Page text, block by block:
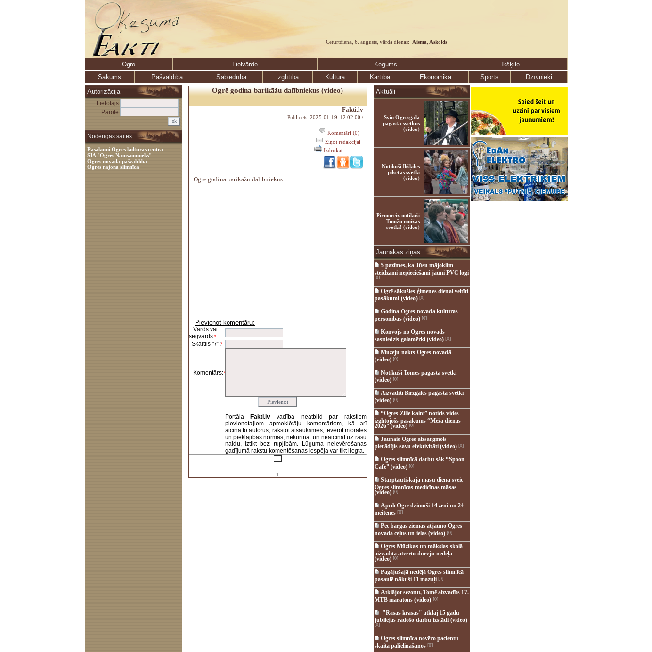
Ceturtdiena, 6. augusts, vārda dienas: Aisma, Askolds
Ogre Lielvārde Ķegums
Ikšķile
Sākums
Pašvaldība Sabiedrība Izglītība Kultūra Kārtība Ekonomika Sports
Dzīvnieki
Autorizācija
Lietotājs:
Parole:
Noderīgas saites:
Pasākumi Ogres kultūras centrā
SIA "Ogres Namsaimnieks"
Ogres novada pašvaldība
Ogres rajona slimnīca
Ogrē godina barikāžu dalībniekus (video)
Fakti.lv
Publicēts: 2025-01-19 12:02:00 /
Komentāri (0)
Ziņot redakcijai
Izdrukāt
Ogrē godina barikāžu dalībniekus.
Pievienot komentāru:
Vārds vai
segvārds:*
Skaitlis "7":*
Komentārs:*
Portāla Fakti.lvvadība neatbild par rakstiem
pievienotajiem apmeklētāju komentāriem, kā arī
aicina to autorus, rakstot atsauksmes, ievērot morāles
un pieklājības normas, nekurināt un neaicināt uz rasu
naidu, iztikt bez rupjībām. Lūguma neievērošanas
gadījumā rakstu komentēšanas iespēja var tikt liegta.
1.
1
Aktuāli
Svin Ogresgala
pagasta svētkus
(video)
Notikuši Ikšķiles
pilsētas svētki
(video)
Pirmoreiz notikuši
Tīnūžu muižas
svētki! (video)
Jaunākās ziņas
5 pazīmes, ka Jūsu mājoklim
steidzami nepieciešami jauni PVC logi
[0]
Ogrē sākušies ģimenes dienai veltīti
pasākumi (video)[0]
Godina Ogres novada kultūras
personības (video)[0]
Konvojs no Ogres novads
sasniedzis galamērķi (video)[0]
Muzeju nakts Ogres novadā
(video)[0]
Notikuši Tomes pagasta svētki
(video)[0]
Aizvadīti Birzgales pagasta svētki
(video)[0]
“Ogres Zilie kalni” noticis vides
izglītojošs pasākums “Meža dienas
2026” (video)[0]
Jaunais Ogres aizsargmols
pierādījis savu efektivitāti (video)[0]
Ogres slimnīcā darbu sāk “Spoon
Cafe” (video)[0]
Starptautiskajā māsu dienā sveic
Ogres slimnīcas medicīnas māsas
(video)[0]
Aprīlī Ogrē dzimuši 14 zēni un 24
meitenes [0]
Pēc bargās ziemas atjauno Ogres
novada ceļus un ielas (video)[0]
Ogres Mūzikas un mākslas skolā
aizvadīta atvērto durvju nedēļa
(video)[0]
Pagājušajā nedēļā Ogres slimnīcā
pasaulē nākuši 11 mazuļi[0]
Atklājot sezonu, Tomē aizvadīts 17.
MTB maratons (video)[0]
"Rasas krāsas" atklāj 15 gadu
jubilejas radošo darbu izstādi (video)
[0]
Ogres slimnīca novēro pacientu
skaita palielināšanos [0]